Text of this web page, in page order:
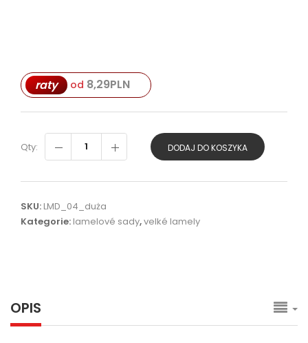
raty od 8,29PLN
Qty: DODAJ DO KOSZYKA
SKU: LMD_04_duża
Kategorie: lamelové sady,velké lamely
OPIS